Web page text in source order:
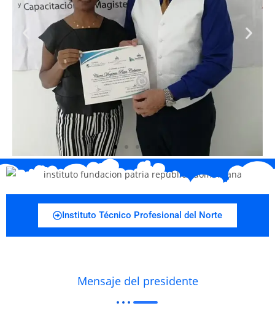
Instituto Técnico Profesional del Norte
Mensaje del presidente